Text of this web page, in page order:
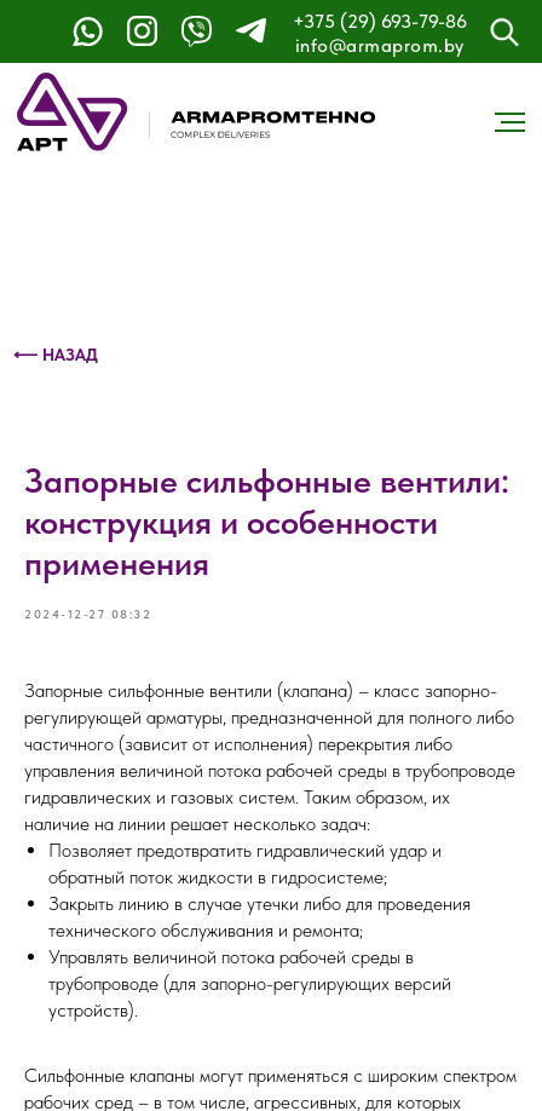
+375 (29) 693-79-86
info@armaprom.by
Контактный телефон: +375 (29) 693-79-86
⟵ НАЗАД
Запорные сильфонные вентили:
конструкция и особенности
применения
2024-12-27 08:32
Запорные сильфонные вентили (клапана) – класс запорно-
регулирующей арматуры, предназначенной для полного либо
частичного (зависит от исполнения) перекрытия либо
управления величиной потока рабочей среды в трубопроводе
гидравлических и газовых систем. Таким образом, их
наличие на линии решает несколько задач:
Позволяет предотвратить гидравлический удар и
обратный поток жидкости в гидросистеме;
Закрыть линию в случае утечки либо для проведения
технического обслуживания и ремонта;
Управлять величиной потока рабочей среды в
трубопроводе (для запорно-регулирующих версий
устройств).
Сильфонные клапаны могут применяться с широким спектром
рабочих сред – в том числе, агрессивных, для которых